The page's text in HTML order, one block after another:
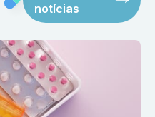
notícias